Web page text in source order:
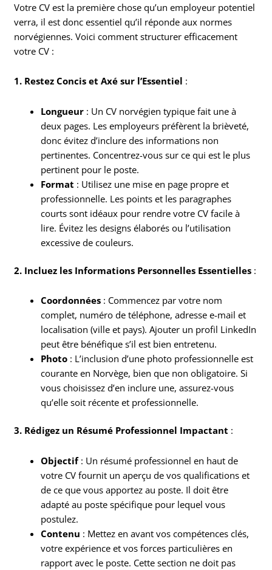
Votre CV est la première chose qu’un employeur potentiel
verra, il est donc essentiel qu’il réponde aux normes
norvégiennes. Voici comment structurer efficacement
votre CV :
1. Restez Concis et Axé sur l’Essentiel :
Longueur : Un CV norvégien typique fait une à
deux pages. Les employeurs préfèrent la brièveté,
donc évitez d’inclure des informations non
pertinentes. Concentrez-vous sur ce qui est le plus
pertinent pour le poste.
Format : Utilisez une mise en page propre et
professionnelle. Les points et les paragraphes
courts sont idéaux pour rendre votre CV facile à
lire. Évitez les designs élaborés ou l’utilisation
excessive de couleurs.
2. Incluez les Informations Personnelles Essentielles :
Coordonnées : Commencez par votre nom
complet, numéro de téléphone, adresse e-mail et
localisation (ville et pays). Ajouter un profil LinkedIn
peut être bénéfique s’il est bien entretenu.
Photo : L’inclusion d’une photo professionnelle est
courante en Norvège, bien que non obligatoire. Si
vous choisissez d’en inclure une, assurez-vous
qu’elle soit récente et professionnelle.
3. Rédigez un Résumé Professionnel Impactant :
Objectif: Un résumé professionnel en haut de
votre CV fournit un aperçu de vos qualifications et
de ce que vous apportez au poste. Il doit être
adapté au poste spécifique pour lequel vous
postulez.
Contenu : Mettez en avant vos compétences clés,
votre expérience et vos forces particulières en
rapport avec le poste. Cette section ne doit pas